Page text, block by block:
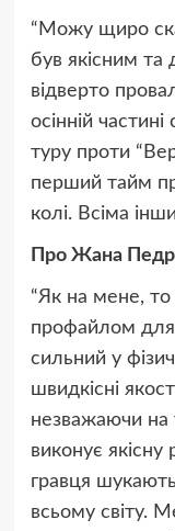
“Можу щиро
був якісним та
відверто
осінній
туру проти
перший тайм
колі. Всіма
Про Жана
“Як на мене, то
профайлом для
сильний у
швидкісні
незважаючи на
виконує
гравця
всьому світу.